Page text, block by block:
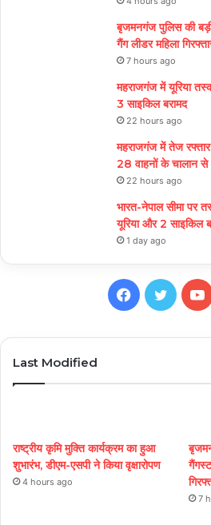
बृजमनगंज पुलिस की बड़ी
गैंग लीडर महिला
7 hours ago
महराजगंज में यूरिया
3 साइकिल बरामद
22 hours ago
महराजगंज में तेज
28 वाहनों के चालान से
22 hours ago
भारत-नेपाल सीमा पर
यूरिया और 2 साइकिल
1 day ago
Facebook
Last Modified
राष्ट्रीय कृमि मुक्ति कार्यक्रम का हुआ
शुभारंभ, डीएम-एसपी ने किया वृक्षारोपण
4 hours ago
7